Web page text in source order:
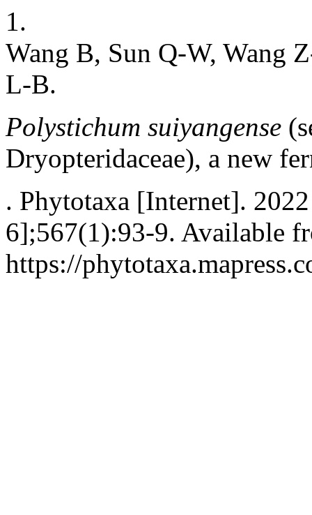
1.
Wang B, Sun Q-W, Wang
L-B.
Polystichum suiyangense
Dryopteridaceae), a new
. Phytotaxa [Internet].
6];567(1):93-9. Available
https://